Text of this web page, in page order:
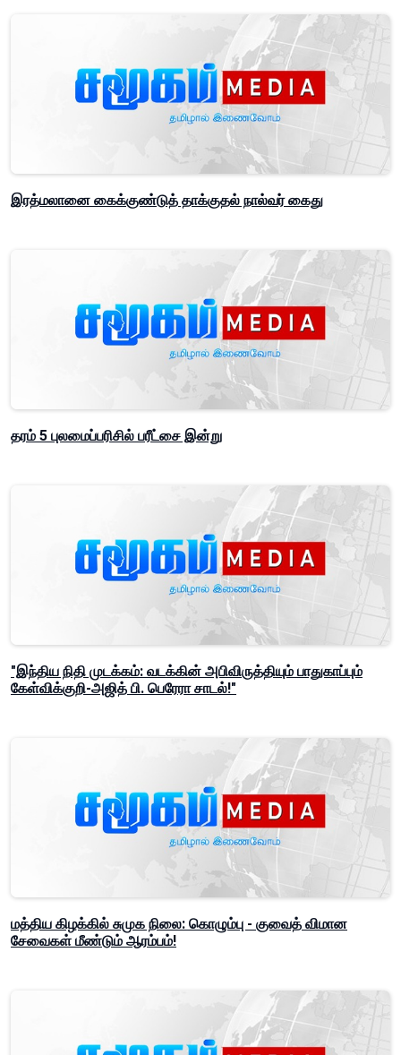
இரத்மலானை கைக்குண்டுத் தாக்குதல் நால்வர் கைது
தரம் 5 புலமைப்பரிசில் பரீட்சை இன்று
"இந்திய நிதி முடக்கம்: வடக்கின் அபிவிருத்தியும் பாதுகாப்பும்
கேள்விக்குறி-அஜித் பி. பெரேரா சாடல்!"
மத்திய கிழக்கில் சுமுக நிலை: கொழும்பு - குவைத் விமான
சேவைகள் மீண்டும் ஆரம்பம்!